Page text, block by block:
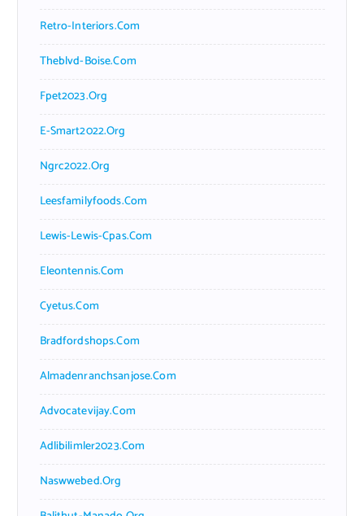
Retro-Interiors.com
Theblvd-Boise.com
Fpet2023.org
E-Smart2022.org
Ngrc2022.org
Leesfamilyfoods.com
Lewis-Lewis-Cpas.com
Eleontennis.com
Cyetus.com
Bradfordshops.com
Almadenranchsanjose.com
Advocatevijay.com
Adlibilimler2023.com
Naswwebed.org